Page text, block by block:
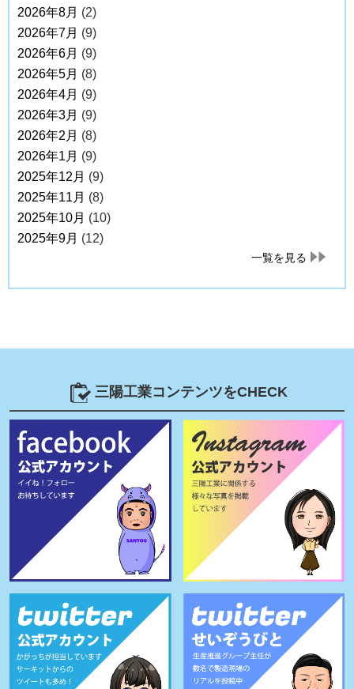
2026年8月 (2)
2026年7月 (9)
2026年6月 (9)
2026年5月 (8)
2026年4月 (9)
2026年3月 (9)
2026年2月 (8)
2026年1月 (9)
2025年12月 (9)
2025年11月 (8)
2025年10月 (10)
2025年9月 (12)
一覧を見る
三陽工業コンテンツをCHECK